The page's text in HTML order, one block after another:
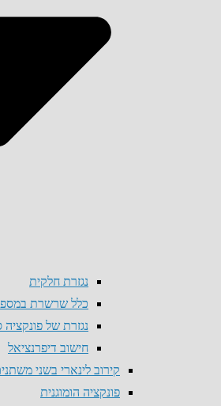
נגזרת חלקית
כלל שרשרת
נגזרת של
חישוב דיפרנציאל
קירוב לינארי בשני
פונקציה הומוגנית